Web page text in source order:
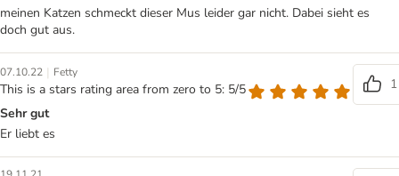
meinen Katzen schmeckt dieser Mus leider gar nicht. Dabei sieht es
doch gut aus.
07.10.22 | Fetty
This is a stars rating area from zero to 5: 5/5
1
Sehr gut
Er liebt es